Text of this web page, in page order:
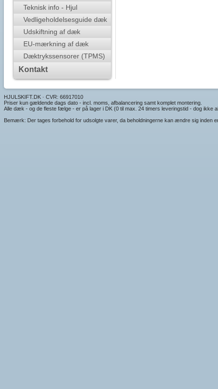
Teknisk info - Hjul
Vedligeholdelsesguide dæk
Udskiftning af dæk
EU-mærkning af dæk
Dæktrykssensorer (TPMS)
Kontakt
HJULSKIFT.DK · CVR: 66917010
Priser kun gældende dags dato - incl. moms, afbalancering samt komplet montering.
Alle dæk - og de fleste fælge - er på lager i DK (0 til max. 24 timers leveringstid - dog ikke
Bemærk: Der tages forbehold for udsolgte varer, da beholdningerne kan ændre sig inden